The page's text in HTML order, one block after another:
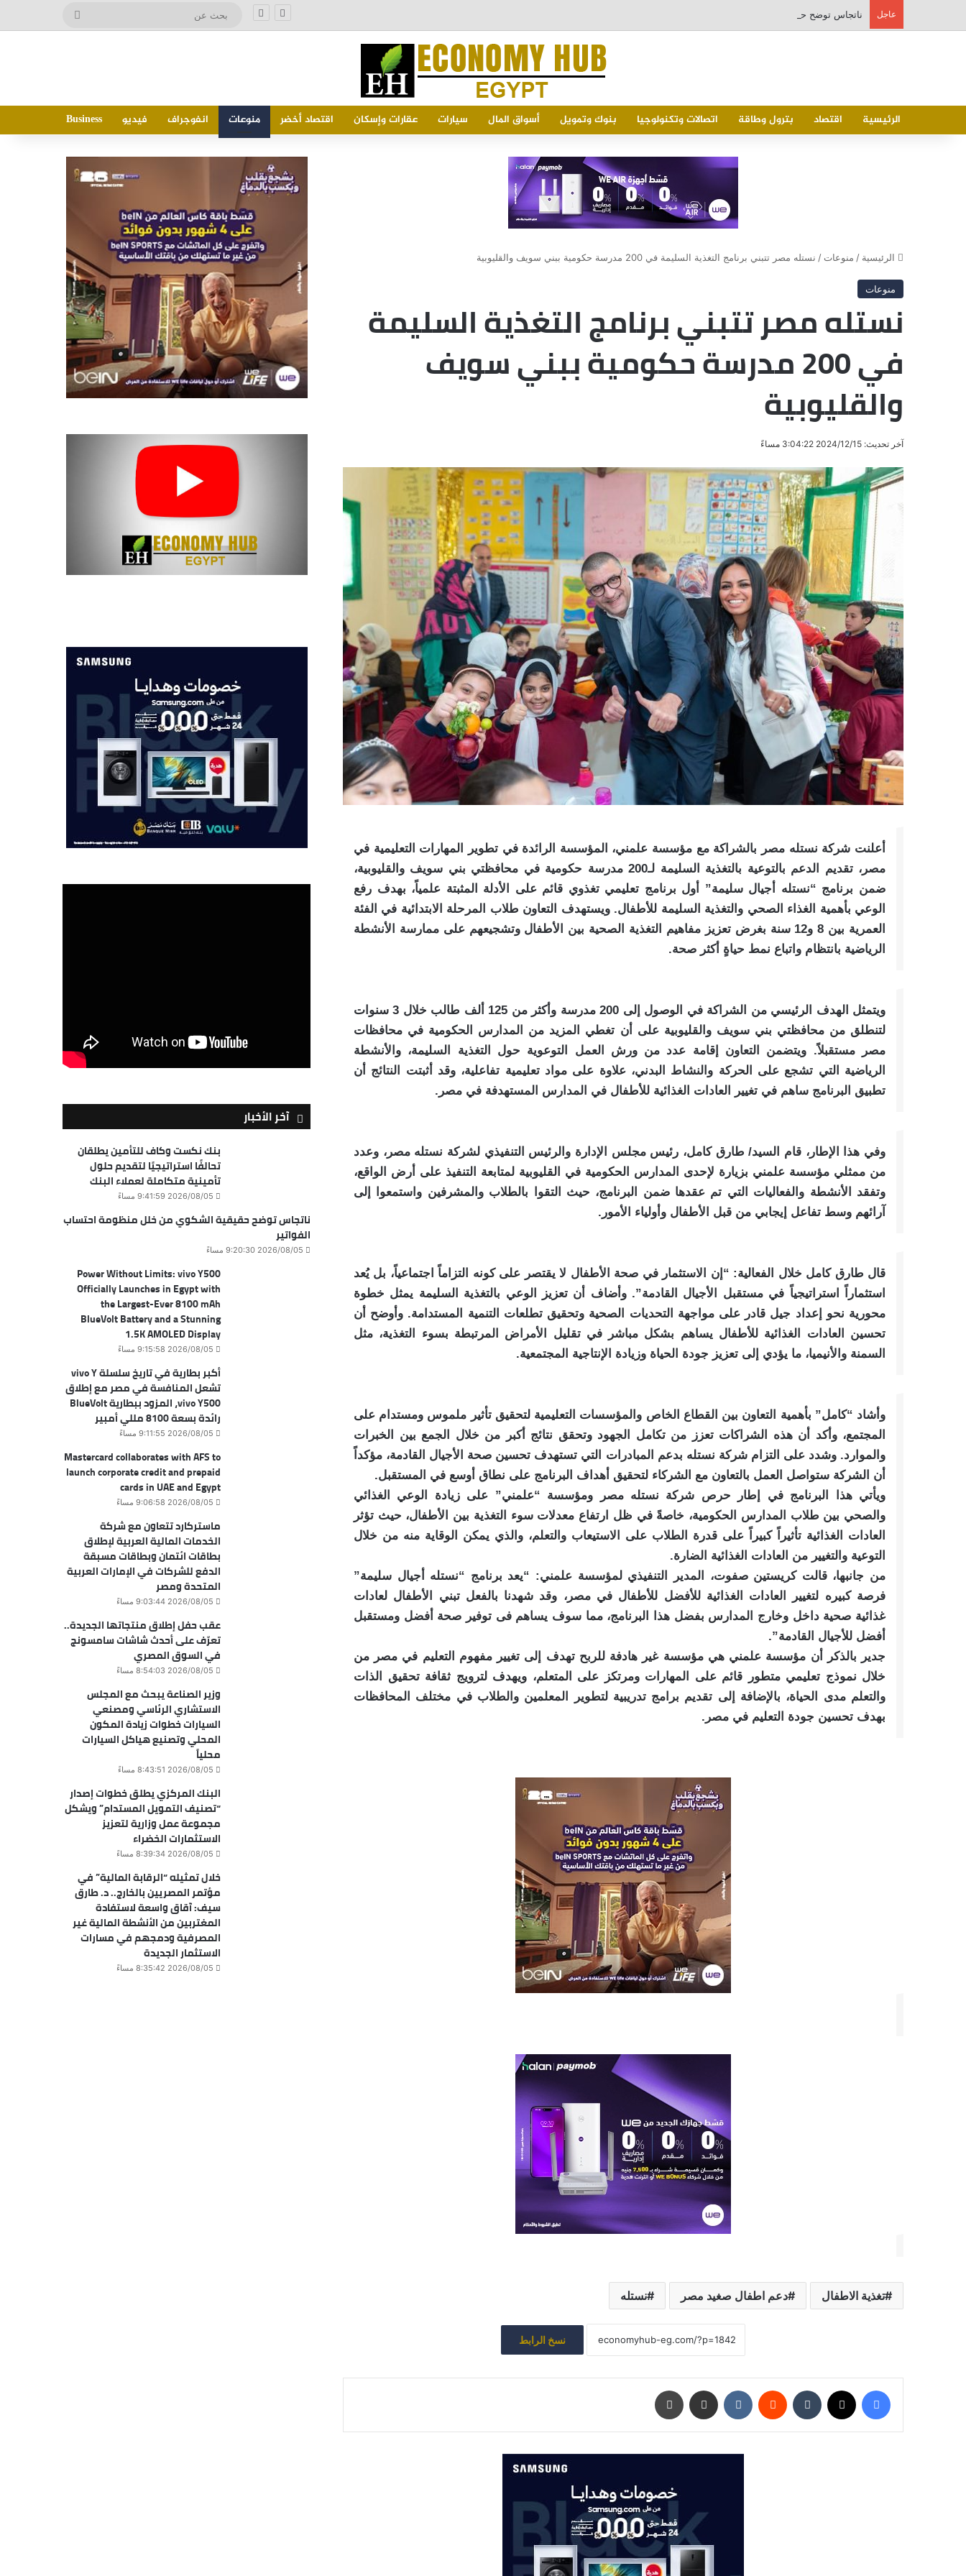
عاجل ناتجاس توضح حقيقية الشكوي من خلل منظومة احتساب الفواتير
الرئيسية اقتصاد بترول وطاقة اتصالات وتكنولوجيا بنوك وتمويل أسواق المال سيارات عقارات وإسكان اقتصاد أخضر منوعات انفوجراف فيديو Business
الرئيسية / منوعات / نستله مصر تتبني برنامج التغذية السليمة في 200 مدرسة حكومية ببني سويف والقليوبية
منوعات
نستله مصر تتبني برنامج التغذية السليمة
في 200 مدرسة حكومية ببني سويف
والقليوبية
آخر تحديث: 2024/12/15 3:04:22 مساءً
أعلنت شركة نستله مصر بالشراكة مع مؤسسة علمني، المؤسسة الرائدة في تطوير المهارات التعليمية في
مصر، تقديم الدعم بالتوعية بالتغذية السليمة لـ200 مدرسة حكومية في محافظتي بني سويف والقليوبية،
ضمن برنامج “نستله أجيال سليمة” أول برنامج تعليمي تغذوي قائم على الأدلة المثبتة علمياً، بهدف رفع
الوعي بأهمية الغذاء الصحي والتغذية السليمة للأطفال. ويستهدف التعاون طلاب المرحلة الابتدائية في الفئة
العمرية بين 8 و12 سنة بغرض تعزيز مفاهيم التغذية الصحية بين الأطفال وتشجيعهم على ممارسة الأنشطة
الرياضية بانتظام واتباع نمط حياةٍ أكثر صحة.
ويتمثل الهدف الرئيسي من الشراكة في الوصول إلى 200 مدرسة وأكثر من 125 ألف طالب خلال 3 سنوات
لتنطلق من محافظتي بني سويف والقليوبية على أن تغطي المزيد من المدارس الحكومية في محافظات
مصر مستقبلاً. ويتضمن التعاون إقامة عدد من ورش العمل التوعوية حول التغذية السليمة، والأنشطة
الرياضية التي تشجع على الحركة والنشاط البدني، علاوة على مواد تعليمية تفاعلية، وقد أثبتت النتائج أن
تطبيق البرنامج ساهم في تغيير العادات الغذائية للأطفال في المدارس المستهدفة في مصر.
وفي هذا الإطار، قام السيد/ طارق كامل، رئيس مجلس الإدارة والرئيس التنفيذي لشركة نستله مصر، وعدد
من ممثلي مؤسسة علمني بزيارة لإحدى المدارس الحكومية في القليوبية لمتابعة التنفيذ على أرض الواقع،
وتفقد الأنشطة والفعاليات التي تم عقدها ضمن البرنامج، حيث التقوا بالطلاب والمشرفين واستمعوا إلى
آرائهم وسط تفاعل إيجابي من قبل الأطفال وأولياء الأمور.
قال طارق كامل خلال الفعالية: “إن الاستثمار في صحة الأطفال لا يقتصر على كونه التزاماً اجتماعياً، بل يُعد
استثماراً استراتيجياً في مستقبل الأجيال القادمة”. وأضاف أن تعزيز الوعي بالتغذية السليمة يمثل خطوة
محورية نحو إعداد جيل قادر على مواجهة التحديات الصحية وتحقيق تطلعات التنمية المستدامة. وأوضح أن
تحسين العادات الغذائية للأطفال يساهم بشكل مباشر في تقليل الأمراض المرتبطة بسوء التغذية، مثل
السمنة والأنيميا، ما يؤدي إلى تعزيز جودة الحياة وزيادة الإنتاجية المجتمعية.
وأشاد “كامل” بأهمية التعاون بين القطاع الخاص والمؤسسات التعليمية لتحقيق تأثير ملموس ومستدام على
المجتمع، وأكد أن هذه الشراكات تعزز من تكامل الجهود وتحقق نتائج أكبر من خلال الجمع بين الخبرات
والموارد. وشدد على التزام شركة نستله بدعم المبادرات التي تستهدف تحسين صحة الأجيال القادمة، مؤكداً
أن الشركة ستواصل العمل بالتعاون مع الشركاء لتحقيق أهداف البرنامج على نطاق أوسع في المستقبل.
ويأتي هذا البرنامج في إطار حرص شركة نستله مصر ومؤسسة “علمني” على زيادة الوعي الغذائي
والصحي بين طلاب المدارس الحكومية، خاصةً في ظل ارتفاع معدلات سوء التغذية بين الأطفال، حيث تؤثر
العادات الغذائية تأثيراً كبيراً على قدرة الطلاب على الاستيعاب والتعلم، والذي يمكن الوقاية منه من خلال
التوعية والتغيير من العادات الغذائية الضارة.
من جانبها، قالت كريستين صفوت، المدير التنفيذي لمؤسسة علمني: “يعد برنامج “نستله أجيال سليمة”
فرصة كبيره لتغيير العادات الغذائية للأفضل للأطفال في مصر، وقد شهدنا بالفعل تبني الأطفال لعادات
غذائية صحية داخل وخارج المدارس بفضل هذا البرنامج، مما سوف يساهم فى توفير صحة أفضل ومستقبل
أفضل للأجيال القادمة”.
جدير بالذكر أن مؤسسة علمني هي مؤسسة غير هادفة للربح تهدف إلى تغيير مفهوم التعليم في مصر من
خلال نموذج تعليمي متطور قائم على المهارات ومرتكز على المتعلم، ويهدف لترويج ثقافة تحقيق الذات
والتعلم مدى الحياة، بالإضافة إلى تقديم برامج تدريبية لتطوير المعلمين والطلاب في مختلف المحافظات
بهدف تحسين جودة التعليم في مصر.
تغذية الاطفال دعم اطفال صغيد مصر نستله
نسخ الرابط
آخر الأخبار
بنك نكست وكاف للتأمين يطلقان
تحالفًا استراتيجيًا لتقديم حلول
تأمينية متكاملة لعملاء البنك
2026/08/05 9:41:59 مساءً
ناتجاس توضح حقيقية الشكوي من خلل منظومة احتساب
الفواتير
2026/08/05 9:20:30 مساءً
Power Without Limits: vivo Y500
Officially Launches in Egypt with
the Largest-Ever 8100 mAh
BlueVolt Battery and a Stunning
1.5K AMOLED Display
2026/08/05 9:15:58 مساءً
أكبر بطارية في تاريخ سلسلة vivo Y
تشعل المنافسة في مصر مع إطلاق
vivo Y500، المزود ببطارية BlueVolt
رائدة بسعة 8100 مللي أمبير
2026/08/05 9:11:55 مساءً
Mastercard collaborates with AFS to
launch corporate credit and prepaid
cards in UAE and Egypt
2026/08/05 9:06:58 مساءً
ماستركارد تتعاون مع شركة
الخدمات المالية العربية لإطلاق
بطاقات ائتمان وبطاقات مسبقة
الدفع للشركات في الإمارات العربية
المتحدة ومصر
2026/08/05 9:03:44 مساءً
عقب حفل إطلاق منتجاتها الجديدة..
تعرّف على أحدث شاشات سامسونج
في السوق المصري
2026/08/05 8:54:03 مساءً
وزير الصناعة يبحث مع المجلس
الاستشاري الرئاسي ومصنعي
السيارات خطوات زيادة المكون
المحلي وتصنيع هياكل السيارات
محلياً
2026/08/05 8:43:51 مساءً
البنك المركزي يطلق خطوات إصدار
“تصنيف التمويل المستدام” ويشكل
مجموعة عمل وزارية لتعزيز
الاستثمارات الخضراء
2026/08/05 8:39:34 مساءً
خلال تمثيله “الرقابة المالية” في
مؤتمر المصريين بالخارج.. د. طارق
سيف: آقاق واسعة لاستفادة
المغتربين من الأنشطة المالية غير
المصرفية ودمجهم في مسارات
الاستثمار الجديدة
2026/08/05 8:35:42 مساءً